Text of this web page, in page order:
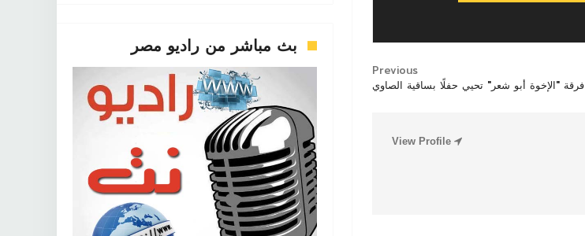
Previous
فرقة "الإخوة أبو شعر" تحيي حفلًا بساقية الصاوي
بث مباشر من راديو مصر